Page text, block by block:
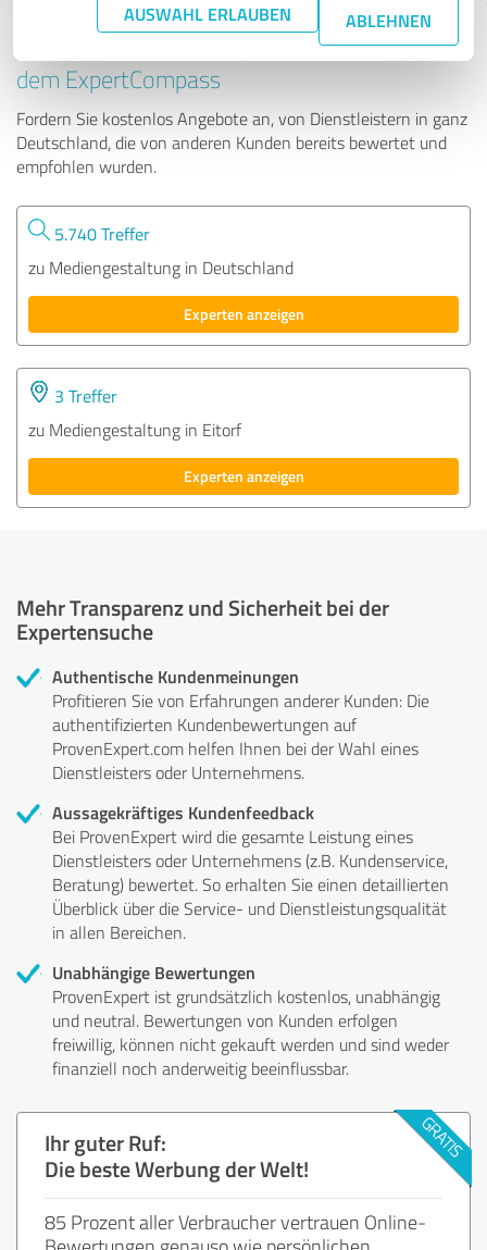
AUSWAHL ERLAUBEN ABLEHNEN
Tipp: Die passenden Experten finden - mit
dem ExpertCompass
Fordern Sie kostenlos Angebote an, von Dienstleistern in ganz
Deutschland, die von anderen Kunden bereits bewertet und
empfohlen wurden.
5.740 Treffer
zu Mediengestaltung in Deutschland
Experten anzeigen
3 Treffer
zu Mediengestaltung in Eitorf
Experten anzeigen
Mehr Transparenz und Sicherheit bei der
Expertensuche
Authentische Kundenmeinungen
Profitieren Sie von Erfahrungen anderer Kunden: Die
authentifizierten Kundenbewertungen auf
ProvenExpert.com helfen Ihnen bei der Wahl eines
Dienstleisters oder Unternehmens.
Aussagekräftiges Kundenfeedback
Bei ProvenExpert wird die gesamte Leistung eines
Dienstleisters oder Unternehmens (z.B. Kundenservice,
Beratung) bewertet. So erhalten Sie einen detaillierten
Überblick über die Service- und Dienstleistungsqualität
in allen Bereichen.
Unabhängige Bewertungen
ProvenExpert ist grundsätzlich kostenlos, unabhängig
und neutral. Bewertungen von Kunden erfolgen
freiwillig, können nicht gekauft werden und sind weder
finanziell noch anderweitig beeinflussbar.
Ihr guter Ruf:
Die beste Werbung der Welt!
85 Prozent aller Verbraucher vertrauen Online-